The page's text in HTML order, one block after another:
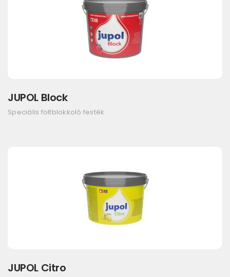
JUPOL Block
Speciális foltblokkoló festék
JUPOL Citro